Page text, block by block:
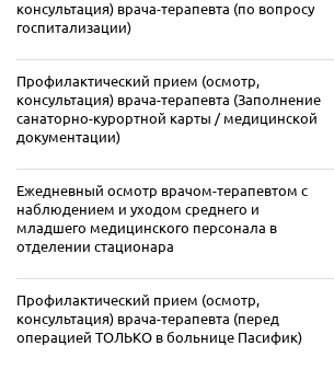
консультация) врача-терапевта (по вопросу
госпитализации)
Профилактический прием (осмотр,
консультация) врача-терапевта (Заполнение
санаторно-курортной карты / медицинской
документации)
Ежедневный осмотр врачом-терапевтом с
наблюдением и уходом среднего и
младшего медицинского персонала в
отделении стационара
Профилактический прием (осмотр,
консультация) врача-терапевта (перед
операцией ТОЛЬКО в больнице Пасифик)